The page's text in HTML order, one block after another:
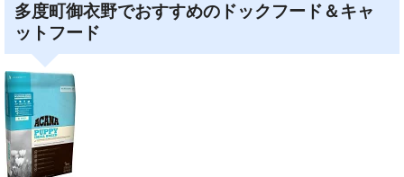
多度町御衣野でおすすめのドックフード＆キャ
ットフード